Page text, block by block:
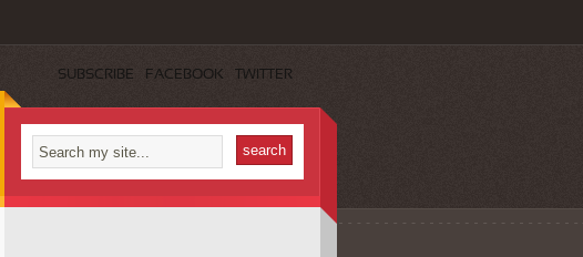
SUBSCRIBE FACEBOOK TWITTER